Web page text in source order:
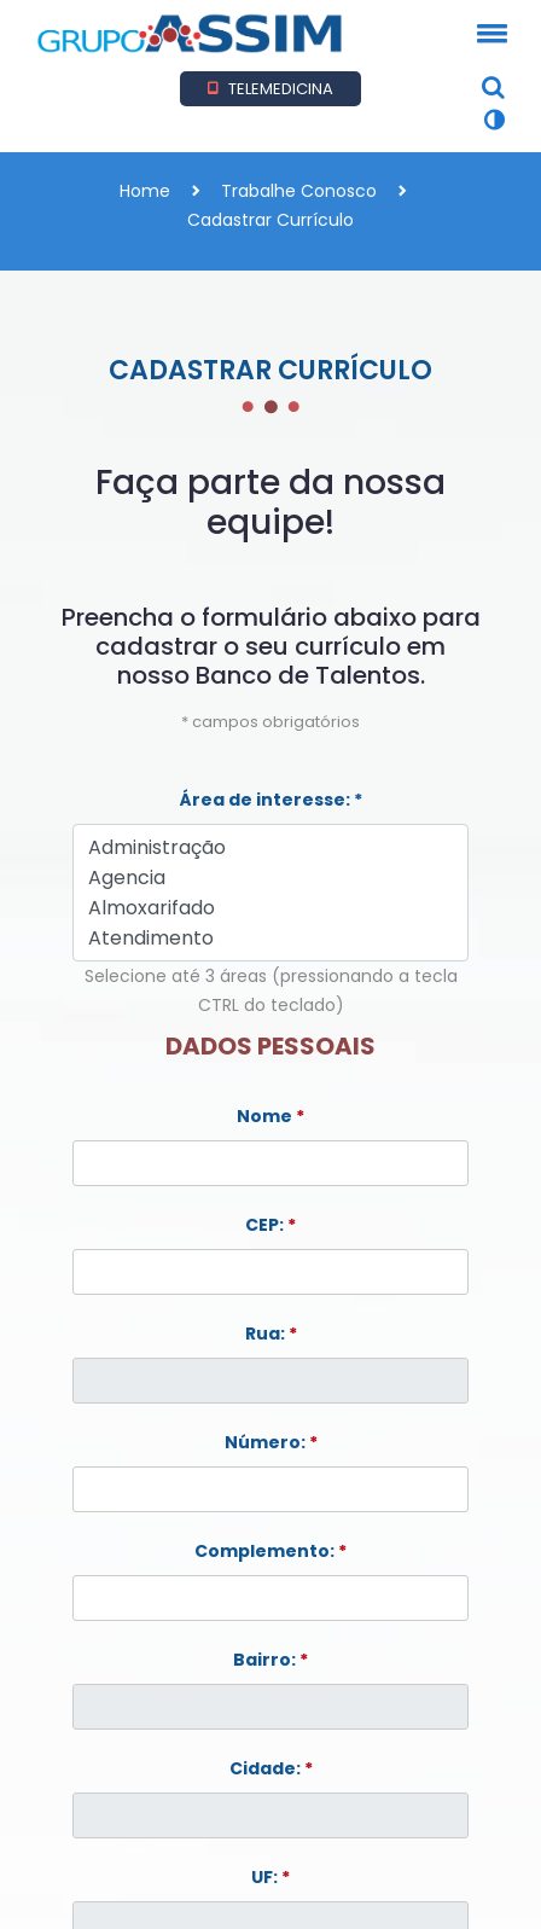
TELEMEDICINA
Home
Trabalhe Conosco
Cadastrar Currículo
CADASTRAR CURRÍCULO
Faça parte da nossa
equipe!
Preencha o formulário abaixo para
cadastrar o seu currículo em
nosso Banco de Talentos.
* campos obrigatórios
Área de interesse: *
Selecione até 3 áreas (pressionando a tecla
CTRL do teclado)
DADOS PESSOAIS
Nome *
CEP: *
Rua: *
Número: *
Complemento: *
Bairro: *
Cidade: *
UF: *